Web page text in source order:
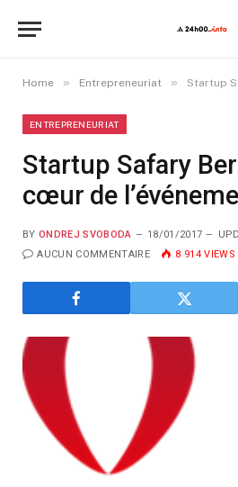
Home » Entrepreneuriat » Startup
ENTREPRENEURIAT
Startup Safary
cœur de
BY ONDREJ SVOBODA 18/01/2017
AUCUN COMMENTAIRE
8 914VIEWS